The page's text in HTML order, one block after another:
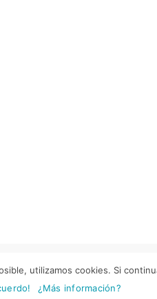
relacionados
utilizamos cookies. Si
¿Más información?